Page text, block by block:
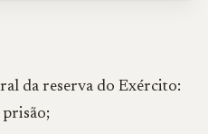
da reserva do Exército:
prisão;